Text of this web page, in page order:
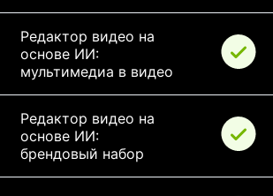
Редактор видео на
основе ИИ:
мультимедиа в видео
Редактор видео на
основе ИИ:
брендовый набор